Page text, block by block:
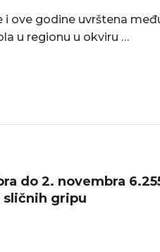
i ove godine uvrštena
u regionu u okviru …
do 2. novembra
sličnih gripu